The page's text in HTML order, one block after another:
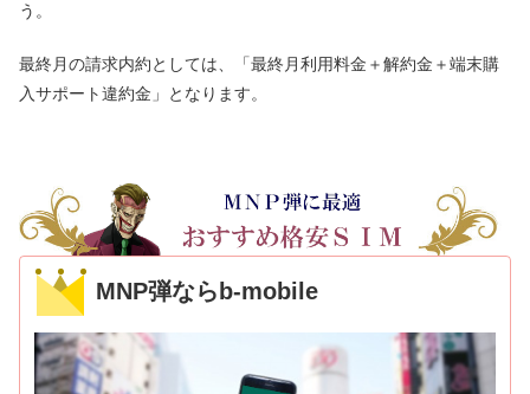
う。
最終月の請求内約としては、「最終月利用料金＋解約金＋端末購
入サポート違約金」となります。
MNP弾ならb-mobile